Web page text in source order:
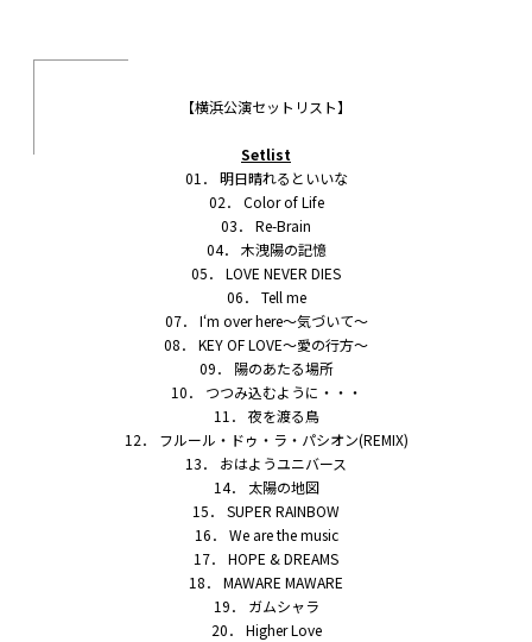
【横浜公演セットリスト】
Setlist
01． 明日晴れるといいな
02． Color of Life
03． Re-Brain
04． 木洩陽の記憶
05． LOVE NEVER DIES
06． Tell me
07． Iʻm over here～気づいて～
08． KEY OF LOVE～愛の行方～
09． 陽のあたる場所
10． つつみ込むように・・・
11． 夜を渡る鳥
12． フルール・ドゥ・ラ・パシオン(REMIX)
13． おはようユニバース
14． 太陽の地図
15． SUPER RAINBOW
16． We are the music
17． HOPE & DREAMS
18． MAWARE MAWARE
19． ガムシャラ
20． Higher Love